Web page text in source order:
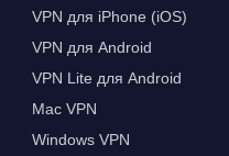
VPN для iPhone (iOS)
VPN для Android
VPN Lite для Android
Mac VPN
Windows VPN